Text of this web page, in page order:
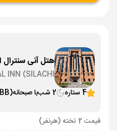
هتل آنی
INN (SILACHI)
4 ستاره
2 شب با صبحانه(BB)
قیمت 2 تخته (هرنفر)